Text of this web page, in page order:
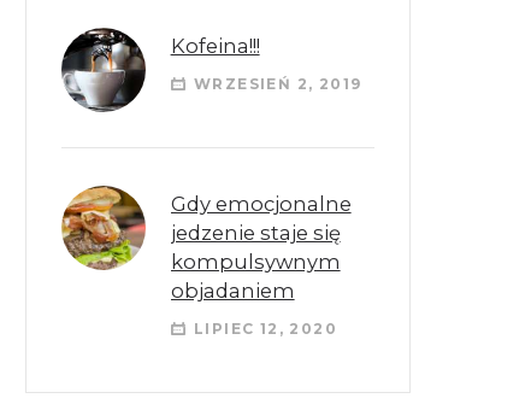
Kofeina!!!
WRZESIEŃ 2, 2019
Gdy emocjonalne
jedzenie staje się
kompulsywnym
objadaniem
LIPIEC 12, 2020